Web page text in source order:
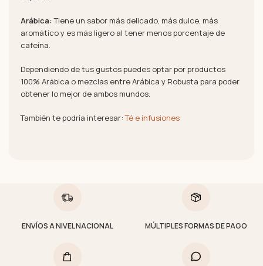
Arábica:Tiene un sabor más delicado, más dulce, más
aromático y es más ligero al tener menos porcentaje de
cafeína.
Dependiendo de tus gustos puedes optar por productos
100% Arábica o mezclas entre Arábica y Robusta para poder
obtener lo mejor de ambos mundos.
También te podría interesar:Té e infusiones
ENVÍOS A NIVEL NACIONAL MÚLTIPLES FORMAS DE PAGO